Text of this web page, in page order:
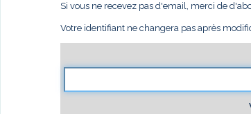
Si vous ne recevez pas d'email, merci de
Votre identifiant ne changera pas après